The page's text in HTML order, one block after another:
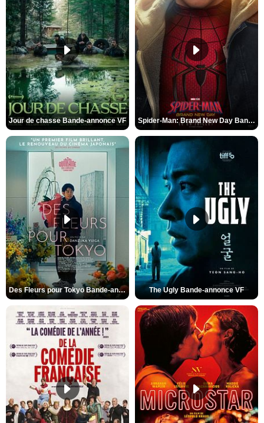
Jour de chasse Bande-annonce VF Spider-Man: Brand New Day Bande-annonce (3) VO STFR
Des Fleurs pour Tokyo Bande-annonce VO STFR The Ugly Bande-annonce VF